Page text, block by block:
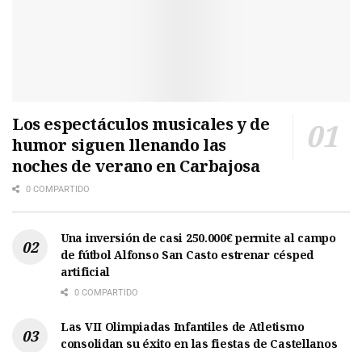
Los espectáculos musicales y de
humor siguen llenando las
noches de verano en Carbajosa
0 COMPARTIDO
Una inversión de casi 250.000€ permite al campo
de fútbol Alfonso San Casto estrenar césped
artificial
0 COMPARTIDO
Las VII Olimpiadas Infantiles de Atletismo
consolidan su éxito en las fiestas de Castellanos